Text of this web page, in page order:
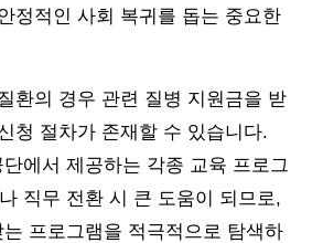
정적인 사회 복귀를 돕는 중요한
환의 경우 관련 질병 지원금을 받
청 절차가 존재할 수 있습니다.
에서 제공하는 각종 교육 프로그
직무 전환 시 큰 도움이 되므로,
프로그램을 적극적으로 탐색하